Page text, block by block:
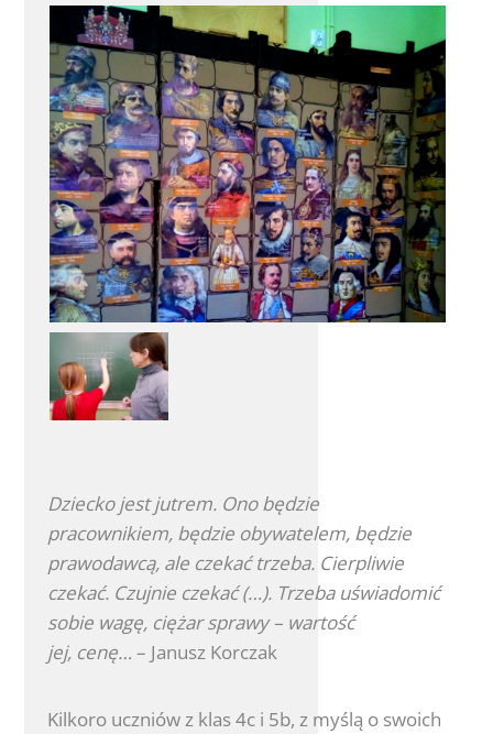
Dziecko jest jutrem. Ono będzie
pracownikiem, będzie obywatelem, będzie
prawodawcą, ale czekać trzeba. Cierpliwie
czekać. Czujnie czekać (…). Trzeba uświadomić
sobie wagę, ciężar sprawy – wartość
jej, cenę… – Janusz Korczak
Kilkoro uczniów z klas 4c i 5b, z myślą o swoich